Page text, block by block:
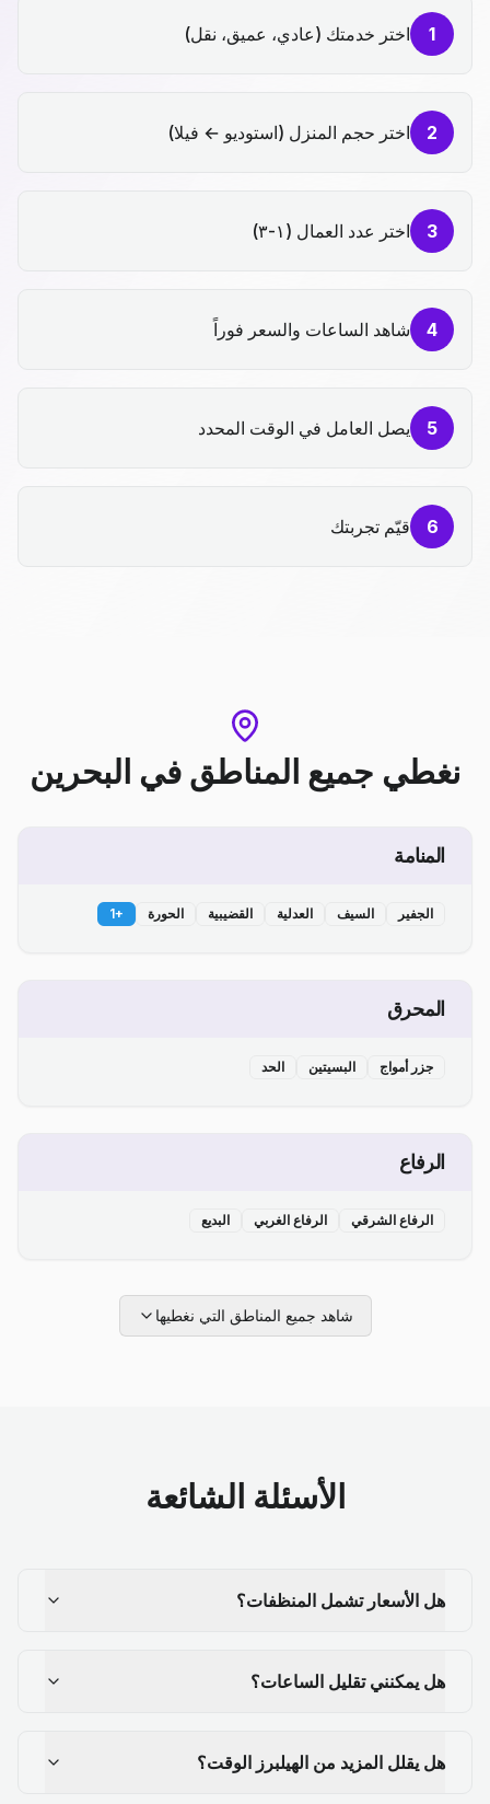
1 اختر خدمتك (عادي، عميق، نقل)
2 اختر حجم المنزل (استوديو ← فيلا)
3 اختر عدد العمال (١-٣)
4 شاهد الساعات والسعر فوراً
5 يصل العامل في الوقت المحدد
6 قيّم تجربتك
نغطي جميع المناطق في البحرين
المنامة
الجفير السيف العدلية القضيبية الحورة +
1
المحرق
جزر أمواج البسيتين الحد
الرفاع
الرفاع الشرقي الرفاع الغربي البديع
شاهد جميع المناطق التي نغطيها
الأسئلة الشائعة
هل الأسعار تشمل المنظفات؟
هل يمكنني تقليل الساعات؟
هل يقلل المزيد من الهيلبرز الوقت؟